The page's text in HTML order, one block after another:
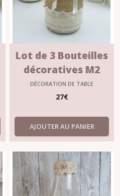
Lot de 3 Bouteilles
décoratives M2
?"ALIENOR"
DÉCORATION DE TABLE
27€
AJOUTER AU PANIER